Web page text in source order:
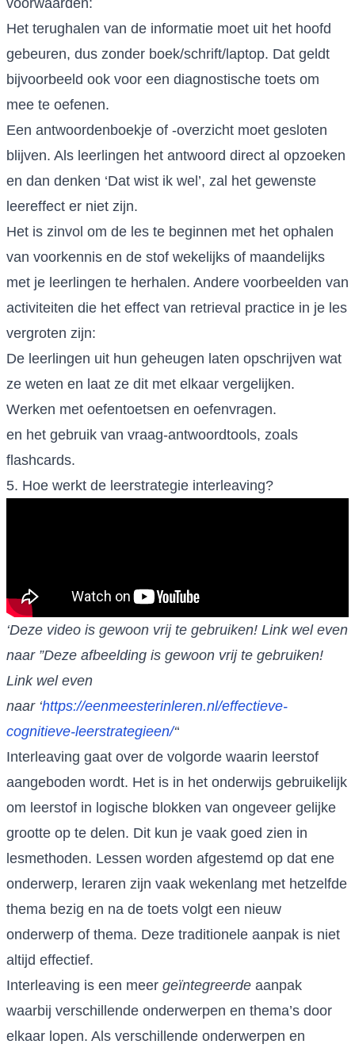
Het terughalen van de informatie moet uit het hoofd
gebeuren, dus zonder boek/schrift/laptop. Dat geldt
bijvoorbeeld ook voor een diagnostische toets om
mee te oefenen.
Een antwoordenboekje of -overzicht moet gesloten
blijven. Als leerlingen het antwoord direct al opzoeken
en dan denken ‘Dat wist ik wel’, zal het gewenste
leereffect er niet zijn.
Het is zinvol om de les te beginnen met het ophalen
van voorkennis en de stof wekelijks of maandelijks
met je leerlingen te herhalen. Andere voorbeelden van
activiteiten die het effect van retrieval practice in je les
vergroten zijn:
De leerlingen uit hun geheugen laten opschrijven wat
ze weten en laat ze dit met elkaar vergelijken.
Werken met oefentoetsen en oefenvragen.
en het gebruik van vraag-antwoordtools, zoals
flashcards.
5. Hoe werkt de leerstrategie interleaving?
‘Deze video is gewoon vrij te gebruiken! Link wel even
naar ”Deze afbeelding is gewoon vrij te gebruiken!
Link wel even
naar ‘https://eenmeesterinleren.nl/effectieve-
cognitieve-leerstrategieen/‘‘
Interleaving gaat over de volgorde waarin leerstof
aangeboden wordt. Het is in het onderwijs gebruikelijk
om leerstof in logische blokken van ongeveer gelijke
grootte op te delen. Dit kun je vaak goed zien in
lesmethoden. Lessen worden afgestemd op dat ene
onderwerp, leraren zijn vaak wekenlang met hetzelfde
thema bezig en na de toets volgt een nieuw
onderwerp of thema. Deze traditionele aanpak is niet
altijd effectief.
Interleaving is een meer geïntegreerde aanpak
waarbij verschillende onderwerpen en thema’s door
elkaar lopen. Als verschillende onderwerpen en